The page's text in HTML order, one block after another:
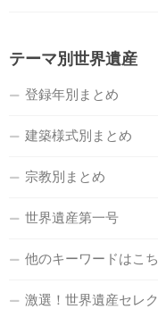
テーマ別世界遺産
登録年別まとめ
建築様式別まとめ
宗教別まとめ
世界遺産第一号
他のキーワードはこち
激選！世界遺産セレ